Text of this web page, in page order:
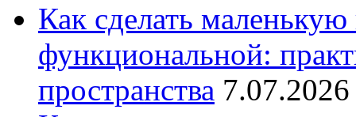
Как сделать
функциональной:
пространства